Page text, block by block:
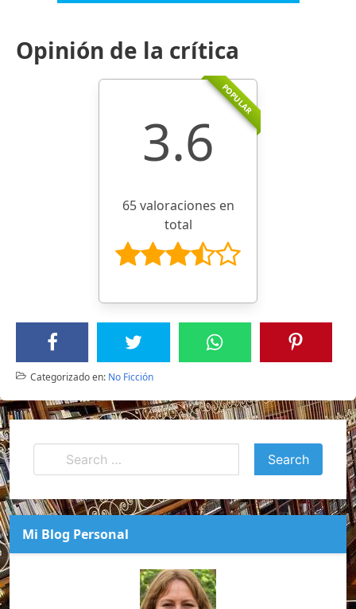
Opinión de la crítica
POPULAR
3.6
65 valoraciones en
total
Categorizado en: No Ficción
Mi Blog Personal